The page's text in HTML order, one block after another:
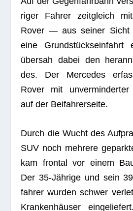
ri­ger Fah­rer zeit­gleich
Rover — aus sei­ner
eine Grund­stücks­ein­fahrt
über­sah dabei den
des. Der Mer­ce­des
Rover mit unver­min­der­ter
auf der Beifahrerseite.
Durch die Wucht des
SUV noch meh­rere
kam fron­tal vor einem
Der 35-Jäh­rige und sein
fah­rer wur­den schwer
Kran­ken­häu­ser